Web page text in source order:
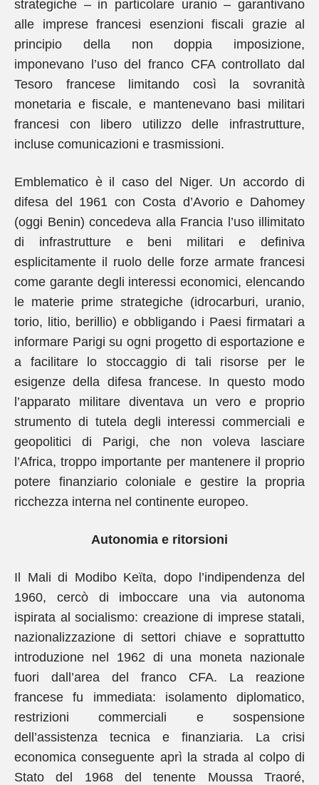
strategiche – in particolare uranio – garantivano
alle imprese francesi esenzioni fiscali grazie al
principio della non doppia imposizione,
imponevano l’uso del franco CFA controllato dal
Tesoro francese limitando così la sovranità
monetaria e fiscale, e mantenevano basi militari
francesi con libero utilizzo delle infrastrutture,
incluse comunicazioni e trasmissioni.
Emblematico è il caso del Niger. Un accordo di
difesa del 1961 con Costa d’Avorio e Dahomey
(oggi Benin) concedeva alla Francia l’uso illimitato
di infrastrutture e beni militari e definiva
esplicitamente il ruolo delle forze armate francesi
come garante degli interessi economici, elencando
le materie prime strategiche (idrocarburi, uranio,
torio, litio, berillio) e obbligando i Paesi firmatari a
informare Parigi su ogni progetto di esportazione e
a facilitare lo stoccaggio di tali risorse per le
esigenze della difesa francese. In questo modo
l’apparato militare diventava un vero e proprio
strumento di tutela degli interessi commerciali e
geopolitici di Parigi, che non voleva lasciare
l’Africa, troppo importante per mantenere il proprio
potere finanziario coloniale e gestire la propria
ricchezza interna nel continente europeo.
Autonomia e ritorsioni
Il Mali di Modibo Keïta, dopo l’indipendenza del
1960, cercò di imboccare una via autonoma
ispirata al socialismo: creazione di imprese statali,
nazionalizzazione di settori chiave e soprattutto
introduzione nel 1962 di una moneta nazionale
fuori dall’area del franco CFA. La reazione
francese fu immediata: isolamento diplomatico,
restrizioni commerciali e sospensione
dell’assistenza tecnica e finanziaria. La crisi
economica conseguente aprì la strada al colpo di
Stato del 1968 del tenente Moussa Traoré,